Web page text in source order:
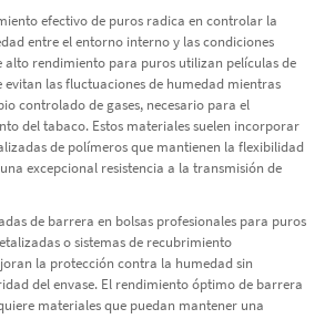
efectivo de puros radica en controlar la
entre el entorno interno y las condiciones
alto rendimiento para puros utilizan películas de
las fluctuaciones de humedad mientras
controlado de gases, necesario para el
del tabaco. Estos materiales suelen incorporar
de polímeros que mantienen la flexibilidad
excepcional resistencia a la transmisión de
de barrera en bolsas profesionales para puros
o sistemas de recubrimiento
la protección contra la humedad sin
del envase. El rendimiento óptimo de barrera
materiales que puedan mantener una